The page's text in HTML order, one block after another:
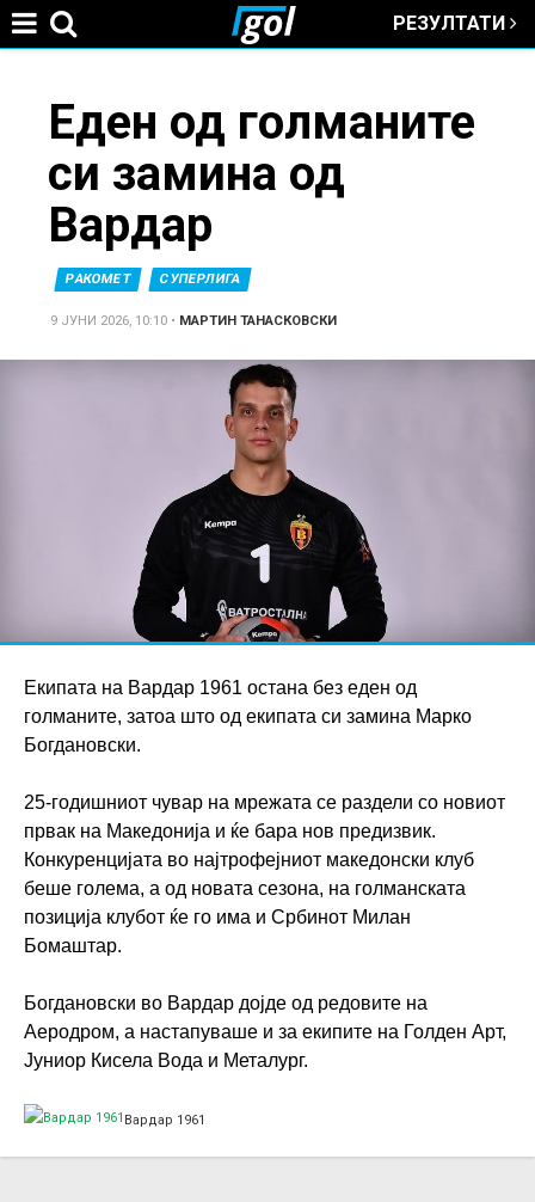
РЕЗУЛТАТИ
Еден од голманите
си замина од
Вардар
РАКОМЕТ СУПЕРЛИГА
9 ЈУНИ 2026, 10:10 • МАРТИН ТАНАСКОВСКИ
Екипата на Вардар 1961 остана без еден од
голманите, затоа што од екипата си замина Марко
Богдановски.
25-годишниот чувар на мрежата се раздели со новиот
првак на Македонија и ќе бара нов предизвик.
Конкуренцијата во најтрофејниот македонски клуб
беше голема, а од новата сезона, на голманската
позиција клубот ќе го има и Србинот Милан
Бомаштар.
Богдановски во Вардар дојде од редовите на
Аеродром, а настапуваше и за екипите на Голден Арт,
Јуниор Кисела Вода и Металург.
Вардар 1961